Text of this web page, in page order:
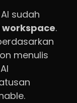
sudah
workspace.
menulis